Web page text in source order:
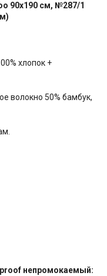
90x190 см, №287/1
)
хлопок +
волокно 50% бамбук,
непромокаемый: